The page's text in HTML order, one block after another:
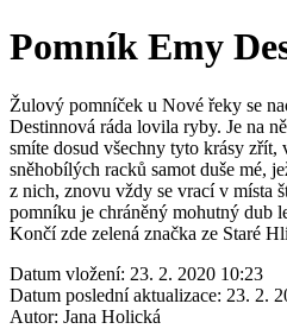
Pomník Emy
Žulový pomníček u Nové řeky se
Destinnová ráda lovila ryby. Je na
smíte dosud všechny tyto krásy zřít,
sněhobílých racků samot duše mé,
z nich, znovu vždy se vrací v místa
pomníku je chráněný mohutný dub
Končí zde zelená značka ze Staré
Datum vložení: 23. 2. 2020 10:23
Datum poslední aktualizace: 23. 2.
Autor: Jana Holická